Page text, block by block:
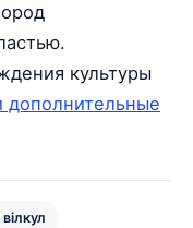
культуры
дополнительные